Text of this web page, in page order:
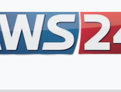
মধ্যে বৈজ্ঞানিক
জোর